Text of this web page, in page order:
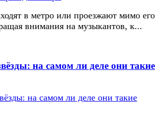
в метро или проезжают мимо его
внимания на музыкантов, к...
на самом ли деле они такие